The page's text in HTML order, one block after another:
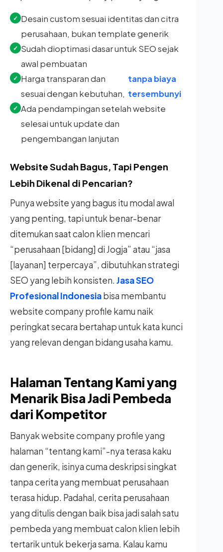
Desain custom sesuai identitas dan citra
perusahaan, bukan template generik
Sudah dioptimasi dasar untuk SEO sejak
awal pembuatan
Harga transparan dan
sesuai dengan kebutuhan,
tanpa biaya
tersembunyi
Ada pendampingan setelah website
selesai untuk update dan
pengembangan lanjutan
Website Sudah Bagus, Tapi Pengen
Lebih Dikenal di Pencarian?
Punya website yang bagus itu modal awal
yang penting, tapi untuk benar-benar
ditemukan saat calon klien mencari
“perusahaan [bidang] di Jogja” atau “jasa
[layanan] terpercaya”, dibutuhkan strategi
SEO yang lebih konsisten. Jasa SEO
Profesional Indonesiabisa membantu
website company profile kamu naik
peringkat secara bertahap untuk kata kunci
yang relevan dengan bidang usaha kamu.
Halaman Tentang Kami yang
Menarik Bisa Jadi Pembeda
dari Kompetitor
Banyak website company profile yang
halaman “tentang kami”-nya terasa kaku
dan generik, isinya cuma deskripsi singkat
tanpa cerita yang membuat perusahaan
terasa hidup. Padahal, cerita perusahaan
yang ditulis dengan baik bisa jadi salah satu
pembeda yang membuat calon klien lebih
tertarik untuk bekerja sama. Kalau kamu